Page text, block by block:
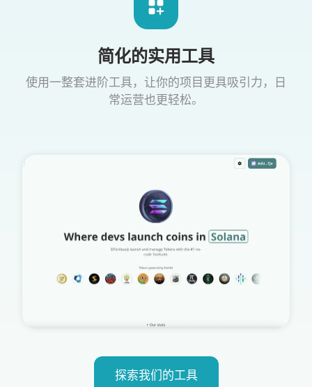
简化的实用工具
使用一整套进阶工具，让你的项目更具吸引力，日
常运营也更轻松。
探索我们的工具